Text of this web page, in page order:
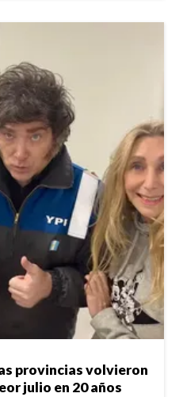
provincias volvieron
julio en 20 años